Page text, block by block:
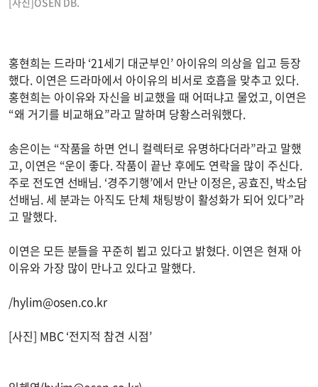
홍현희는 드라마 ‘21세기 대군부인’ 아이유의 의상을 입고 등장
했다. 이연은 드라마에서 아이유의 비서로 호흡을 맞추고 있다.
홍현희는 아이유와 자신을 비교했을 때 어떠냐고 물었고, 이연은
“왜 거기를 비교해요”라고 말하며 당황스러워했다.
송은이는 “작품을 하면 언니 컬렉터로 유명하다더라”라고 말했
고, 이연은 “운이 좋다. 작품이 끝난 후에도 연락을 많이 주신다.
주로 전도연 선배님. ‘경주기행’에서 만난 이정은, 공효진, 박소담
선배님. 세 분과는 아직도 단체 채팅방이 활성화가 되어 있다”라
고 말했다.
이연은 모든 분들을 꾸준히 뵙고 있다고 밝혔다. 이연은 현재 아
이유와 가장 많이 만나고 있다고 말했다.
/hylim@osen.co.kr
[사진] MBC ‘전지적 참견 시점’